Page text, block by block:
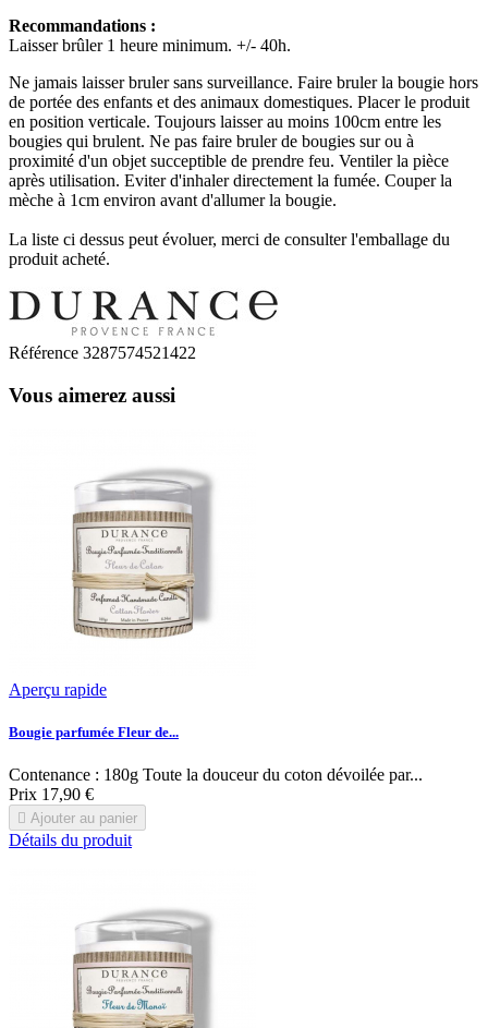
Recommandations :
Laisser brûler 1 heure minimum. +/- 40h.
Ne jamais laisser bruler sans surveillance. Faire bruler la bougie hors
de portée des enfants et des animaux domestiques. Placer le produit
en position verticale. Toujours laisser au moins 100cm entre les
bougies qui brulent. Ne pas faire bruler de bougies sur ou à
proximité d'un objet succeptible de prendre feu. Ventiler la pièce
après utilisation. Eviter d'inhaler directement la fumée. Couper la
mèche à 1cm environ avant d'allumer la bougie.
La liste ci dessus peut évoluer, merci de consulter l'emballage du
produit acheté.
Référence 3287574521422
Vous aimerez aussi
Aperçu rapide
Bougie parfumée Fleur de...
Contenance : 180g Toute la douceur du coton dévoilée par...
Prix 17,90 €
 Ajouter au panier
Détails du produit